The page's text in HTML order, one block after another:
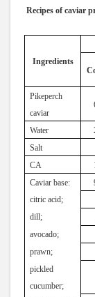
Recipes of caviar
Ingredients
Pikeperch
caviar
Water
Salt
CA
Сaviar base:
citric acid;
dill;
avocado;
prawn;
рickled
cucumber;